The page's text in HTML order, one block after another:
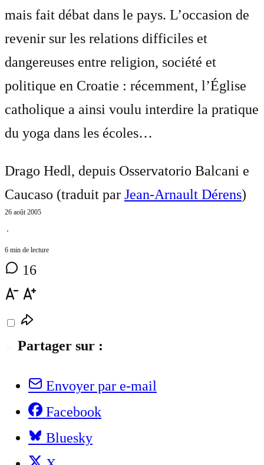
mais fait débat dans le pays. L’occasion de
revenir sur les relations difficiles et
dangereuses entre religion, société et
politique en Croatie : récemment, l’Église
catholique a ainsi voulu interdire la pratique
du yoga dans les écoles…
Drago Hedl, depuis Osservatorio Balcani e
Caucaso (traduit par Jean-Arnault Dérens)
26 août 2005
⋅
6 min de lecture
16
Partager sur :
Envoyer par e-mail
Facebook
Bluesky